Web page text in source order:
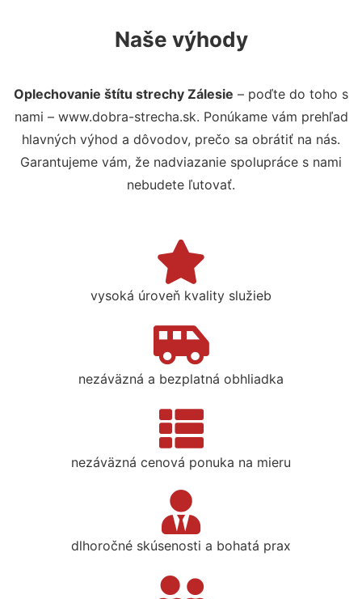
Naše výhody
Oplechovanie štítu strechy Zálesie – poďte do toho s
nami – www.dobra-strecha.sk. Ponúkame vám prehľad
hlavných výhod a dôvodov, prečo sa obrátiť na nás.
Garantujeme vám, že nadviazanie spolupráce s nami
nebudete ľutovať.
vysoká úroveň kvality služieb
nezáväzná a bezplatná obhliadka
nezáväzná cenová ponuka na mieru
dlhoročné skúsenosti a bohatá prax